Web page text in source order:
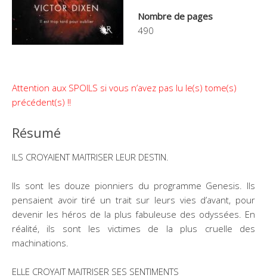
Nombre de pages
490
Attention aux SPOILS si vous n’avez pas lu le(s) tome(s)
précédent(s) !!
Résumé
ILS CROYAIENT MAITRISER LEUR DESTIN.
Ils sont les douze pionniers du programme Genesis. Ils
pensaient avoir tiré un trait sur leurs vies d’avant, pour
devenir les héros de la plus fabuleuse des odyssées. En
réalité, ils sont les victimes de la plus cruelle des
machinations.
ELLE CROYAIT MAITRISER SES SENTIMENTS